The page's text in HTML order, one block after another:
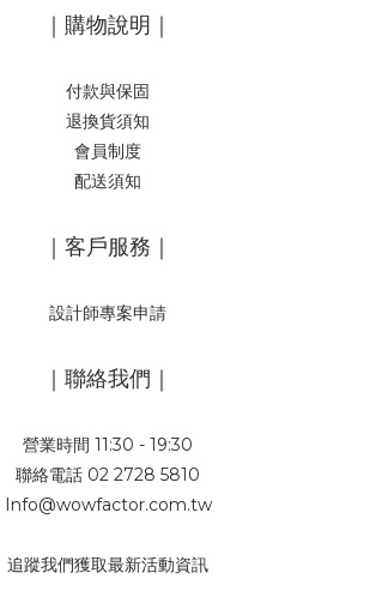
｜購物說明｜
付款與保固
退換貨須知
會員制度
配送須知
｜客戶服務｜
設計師專案申請
｜聯絡我們｜
營業時間 11:30 - 19:30
聯絡電話 02 2728 5810
Info@wowfactor.com.tw
追蹤我們獲取最新活動資訊